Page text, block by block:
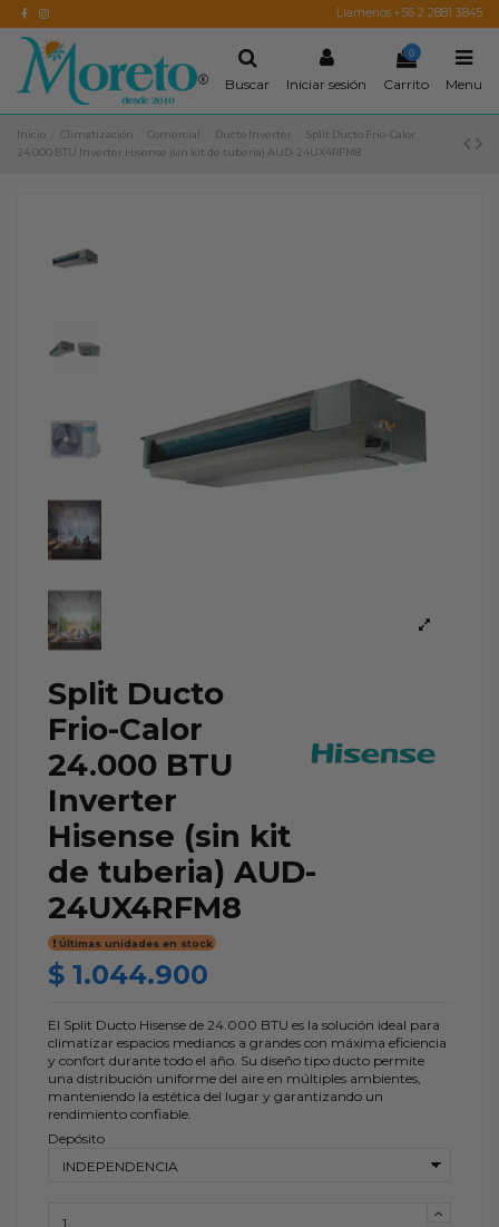
Llamenos +56 2 2881 3845
Buscar Iniciar sesión
0
Carrito Menu
Inicio Climatización Comercial Ducto Inverter
Split Ducto Frio-Calor
24.000 BTU Inverter Hisense (sin kit de tuberia) AUD-24UX4RFM8
Split Ducto
Frio-Calor
24.000 BTU
Inverter
Hisense (sin kit
de tuberia) AUD-
24UX4RFM8
Últimas unidades en stock
$ 1.044.900
El Split Ducto Hisense de 24.000 BTU es la solución ideal para
climatizar espacios medianos a grandes con máxima eficiencia
y confort durante todo el año. Su diseño tipo ducto permite
una distribución uniforme del aire en múltiples ambientes,
manteniendo la estética del lugar y garantizando un
rendimiento confiable.
Depósito